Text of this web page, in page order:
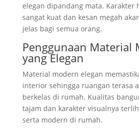
elegan dipandang mata. Karakter
sangat kuat dan kesan megah
jelas bagi semua orang.
Penggunaan Material
yang Elegan
Material modern elegan
interior sehingga ruangan terasa
berkelas di rumah. Kualitas
tajam dan karakter visualnya
serta modern di rumah.